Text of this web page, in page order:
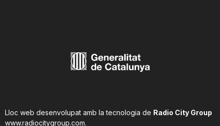
Lloc web desenvolupat amb la tecnologia de Radio City Group
www.radiocitygroup.com.